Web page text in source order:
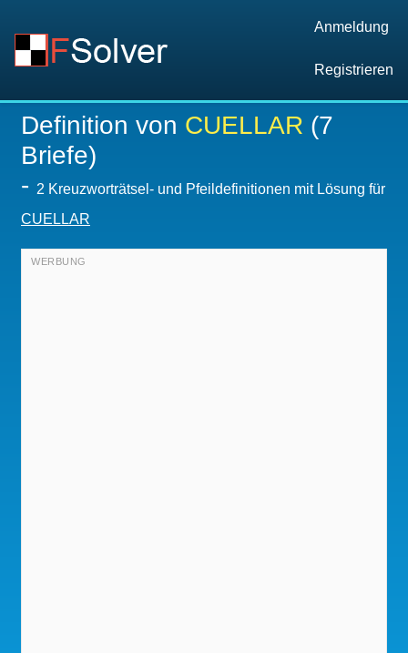
Anmeldung
Registrieren
Definition von CUELLAR (7
Briefe)
- 2 Kreuzworträtsel- und Pfeildefinitionen mit Lösung für
CUELLAR